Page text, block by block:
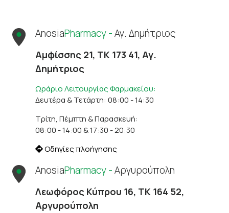
AnosiaPharmacy -Αγ. Δημήτριος
Αμφίσσης 21, ΤΚ 173 41, Αγ.
Δημήτριος
Ωράριο Λειτουργίας Φαρμακείου:
Δευτέρα & Τετάρτη: 08:00 - 14:30
Τρίτη, Πέμπτη & Παρασκευή:
08:00 - 14:00 & 17:30 - 20:30
Οδηγίες πλοήγησης
AnosiaPharmacy -Αργυρούπολη
Λεωφόρος Κύπρου 16, ΤΚ 164 52,
Αργυρούπολη